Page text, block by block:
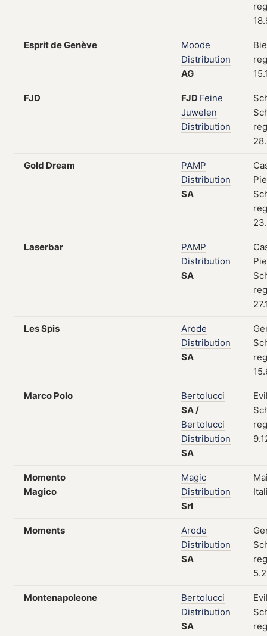
Esprit de Genève
Moode
Distribution
AG
FJD FJD Feine
Juwelen
Distribution
Gold Dream
PAMP
Distribution
SA
Laserbar
PAMP
Distribution
SA
Les Spis
Arode
Distribution
SA
Marco Polo
Bertolucci
SA/
Bertolucci
Distribution
SA
Momento
Magico
Magic
Distribution
Srl
Moments
Arode
Distribution
SA
Montenapoleone
Bertolucci
Distribution
SA